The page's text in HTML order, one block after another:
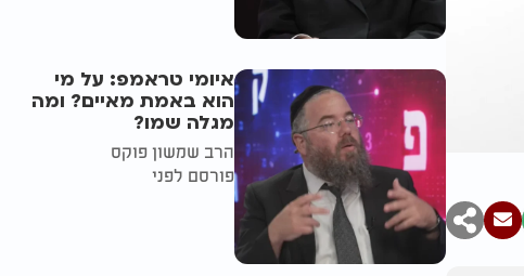
איומי טראמפ: על מי
הוא באמת מאיים? ומה
מגלה שמו?
הרב שמשון פוקס
פורסם לפני